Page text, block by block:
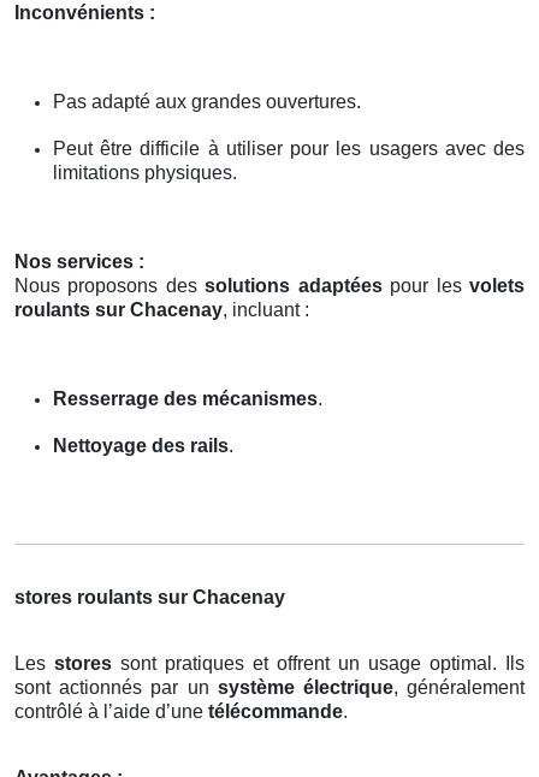
Inconvénients :
Pas adapté aux grandes ouvertures.
Peut être difficile à utiliser pour les usagers avec des
limitations physiques.
Nos services :
Nous proposons dessolutions adaptéespour lesvolets
roulants sur Chacenay, incluant :
Resserrage des mécanismes.
Nettoyage des rails.
stores roulants sur Chacenay
Les stores sont pratiques et offrent un usage optimal. Ils
sont actionnés par un système électrique, généralement
contrôlé à l’aide d’une télécommande.